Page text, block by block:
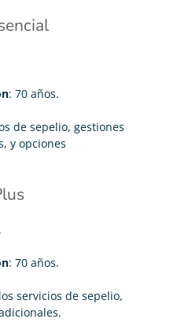
: 70 años.
de sepelio, gestiones
y opciones
: 70 años.
servicios de sepelio,